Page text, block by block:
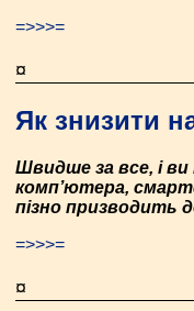
=>>>=
¤
Як знизити
Швидше за все, і
комп’ютера,
пізно призводить
=>>>=
¤